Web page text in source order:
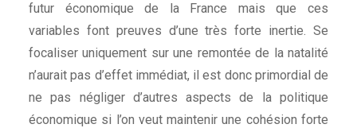
futur économique de la France mais que ces
variables font preuves d’une très forte inertie. Se
focaliser uniquement sur une remontée de la natalité
n’aurait pas d’effet immédiat, il est donc primordial de
ne pas négliger d’autres aspects de la politique
économique si l’on veut maintenir une cohésion forte